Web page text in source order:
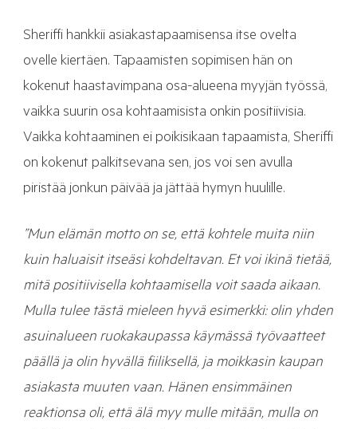
Sheriffi hankkii asiakastapaamisensa itse ovelta
ovelle kiertäen. Tapaamisten sopimisen hän on
kokenut haastavimpana osa-alueena myyjän työssä,
vaikka suurin osa kohtaamisista onkin positiivisia.
Vaikka kohtaaminen ei poikisikaan tapaamista, Sheriffi
on kokenut palkitsevana sen, jos voi sen avulla
piristää jonkun päivää ja jättää hymyn huulille.
”Mun elämän motto on se, että kohtele muita niin
kuin haluaisit itseäsi kohdeltavan. Et voi ikinä tietää,
mitä positiivisella kohtaamisella voit saada aikaan.
Mulla tulee tästä mieleen hyvä esimerkki: olin yhden
asuinalueen ruokakaupassa käymässä työvaatteet
päällä ja olin hyvällä fiiliksellä, ja moikkasin kaupan
asiakasta muuten vaan. Hänen ensimmäinen
reaktionsa oli, että älä myy mulle mitään, mulla on